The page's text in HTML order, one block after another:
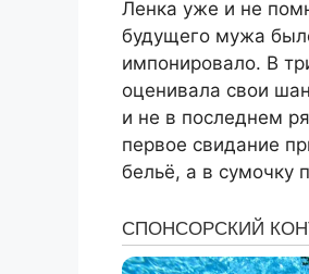
Ленка уже и не
будущего мужа
импонировало. В
оценивала свои
и не в последнем
первое свидание
бельё, а в сумочку